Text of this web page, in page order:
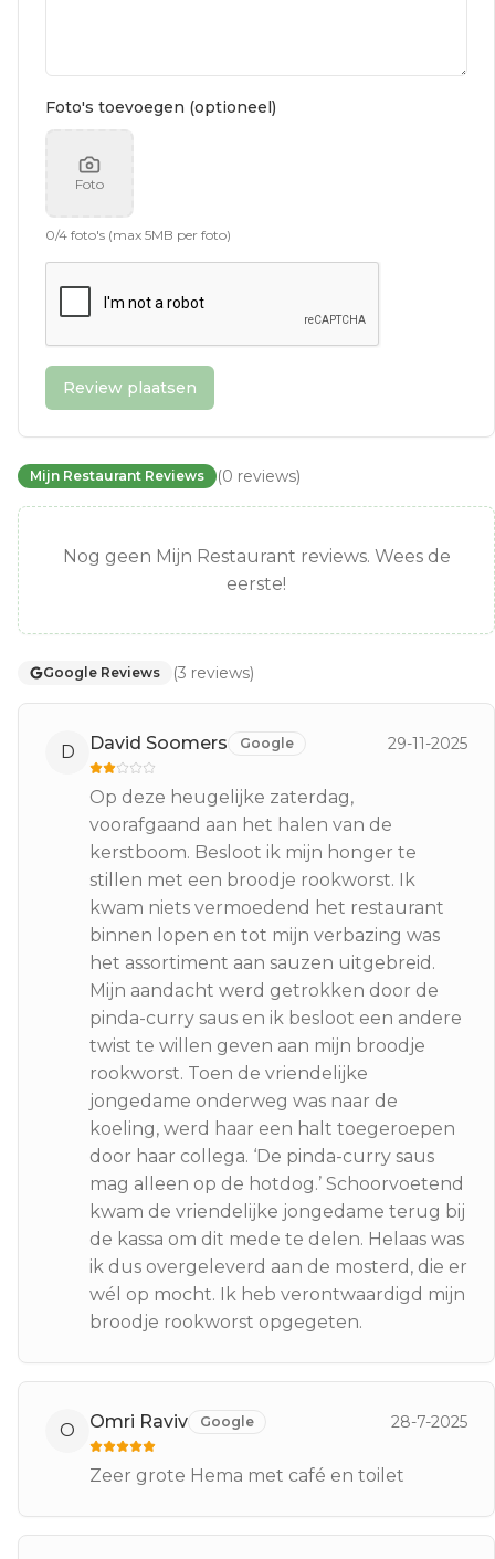
Foto's toevoegen (optioneel)
Foto
0/4 foto's (max 5MB per foto)
Review plaatsen
Mijn Restaurant Reviews (0 reviews)
Nog geen Mijn Restaurant reviews. Wees de
eerste!
Google Reviews (3 reviews)
D David Soomers Google 29-11-2025
Op deze heugelijke zaterdag,
voorafgaand aan het halen van de
kerstboom. Besloot ik mijn honger te
stillen met een broodje rookworst. Ik
kwam niets vermoedend het restaurant
binnen lopen en tot mijn verbazing was
het assortiment aan sauzen uitgebreid.
Mijn aandacht werd getrokken door de
pinda-curry saus en ik besloot een andere
twist te willen geven aan mijn broodje
rookworst. Toen de vriendelijke
jongedame onderweg was naar de
koeling, werd haar een halt toegeroepen
door haar collega. ‘De pinda-curry saus
mag alleen op de hotdog.’ Schoorvoetend
kwam de vriendelijke jongedame terug bij
de kassa om dit mede te delen. Helaas was
ik dus overgeleverd aan de mosterd, die er
wél op mocht. Ik heb verontwaardigd mijn
broodje rookworst opgegeten.
O Omri Raviv Google 28-7-2025
Zeer grote Hema met café en toilet